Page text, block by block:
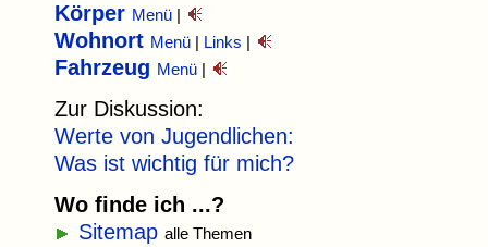
Körper Menü |
Wohnort Menü | Links |
Fahrzeug Menü |
Zur Diskussion:
Werte von Jugendlichen:
Was ist wichtig für mich?
Wo finde ich ...?
Sitemap alle Themen